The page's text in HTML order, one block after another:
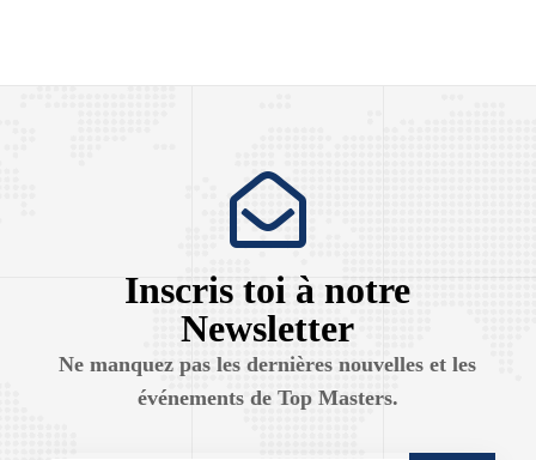
Inscris toi à notre
Newsletter
Ne manquez pas les dernières nouvelles et les
événements de Top Masters.